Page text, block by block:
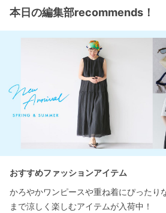
本日の編集部recommends！
おすすめファッションアイテム
かろやかワンピースや重ね着にぴったり
まで涼しく楽しむアイテムが入荷中！